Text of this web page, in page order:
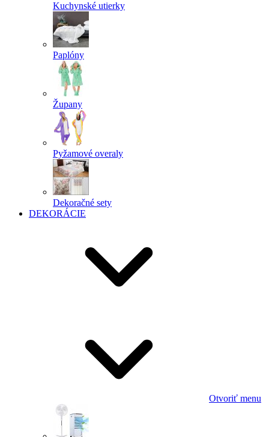
Kuchynské utierky
Paplóny
Župany
Pyžamové overaly
Dekoračné sety
DEKORÁCIE
Otvoriť menu